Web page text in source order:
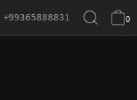
+99365888831 0